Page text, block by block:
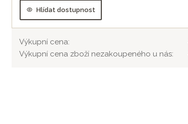
Hlídat dostupnost
Výkupní cena:
Výkupní cena zboží nezakoupeného u nás: